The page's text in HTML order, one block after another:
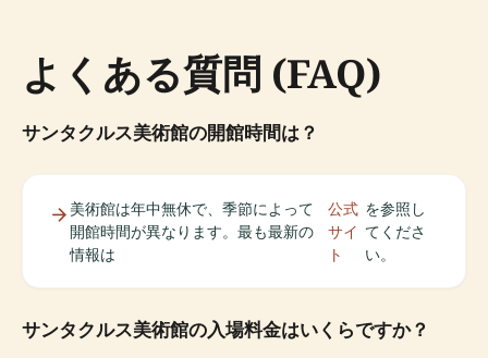
よくある質問 (FAQ)
サンタクルス美術館の開館時間は？
美術館は年中無休で、季節によって
開館時間が異なります。最も最新の
情報は
公式
サイ
ト
を参照し
てくださ
い。
サンタクルス美術館の入場料金はいくらですか？